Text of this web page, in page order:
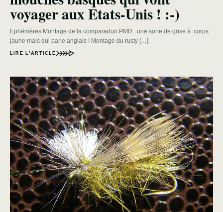
voyager aux Etats-Unis ! :-)
Ephémères Montage de la comparadun PMD : une sorte de grise à corps
jaune mais qui parle anglais ! Montage du rusty […]
LIRE L’ARTICLE